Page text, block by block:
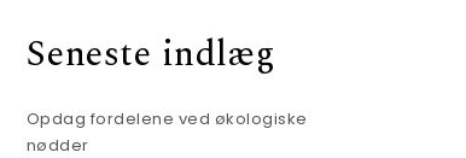
Seneste indlæg
Opdag fordelene ved økologiske
nødder